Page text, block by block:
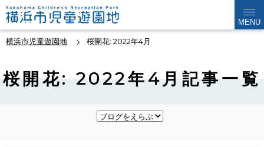
MENU
横浜市児童遊園地 桜開花: 2022年4月
桜開花: 2022年4月記事一覧